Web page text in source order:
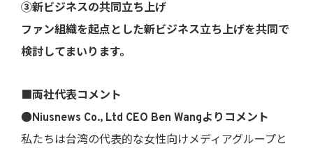
③新ビジネスの共同立ち上げ
ファン組織を起点とした新ビジネス立ち上げを共同で
検討してまいります。
■両社代表コメント
●Niusnews Co., Ltd CEO Ben Wangよりコメント
私たちは台湾の代表的な女性向けメディアグループと